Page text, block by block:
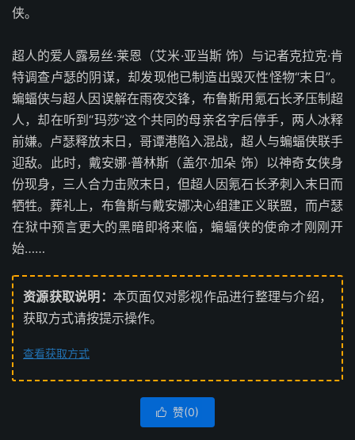
侠。
超人的爱人露易丝·莱恩（艾米·亚当斯 饰）与记者克拉克·肯
特调查卢瑟的阴谋，却发现他已制造出毁灭性怪物“末日”。
蝙蝠侠与超人因误解在雨夜交锋，布鲁斯用氪石长矛压制超
人，却在听到“玛莎”这个共同的母亲名字后停手，两人冰释
前嫌。卢瑟释放末日，哥谭港陷入混战，超人与蝙蝠侠联手
迎敌。此时，戴安娜·普林斯（盖尔·加朵 饰）以神奇女侠身
份现身，三人合力击败末日，但超人因氪石长矛刺入末日而
牺牲。葬礼上，布鲁斯与戴安娜决心组建正义联盟，而卢瑟
在狱中预言更大的黑暗即将来临，蝙蝠侠的使命才刚刚开
始……
资源获取说明： 本页面仅对影视作品进行整理与介绍，
获取方式请按提示操作。
查看获取方式
 赞(0)